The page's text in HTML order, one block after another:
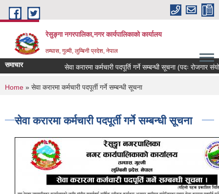
Skip to main content
रेसुङ्गा नगरपालिका,नगर कार्यपालिकाको कार्यालय
तम्घास, गुल्मी, लुम्बिनी प्रदेश, नेपाल
समाचार सेवा करारमा कर्मचारी पदपूर्ति गर्ने सम्बन्धी सूचना (पदः रोजगार
You are here
Home » सेवा करारमा कर्मचारी पदपूर्ती गर्ने सम्बन्धी सूचना
सेवा करारमा कर्मचारी पदपूर्ती गर्ने सम्बन्धी सूचना